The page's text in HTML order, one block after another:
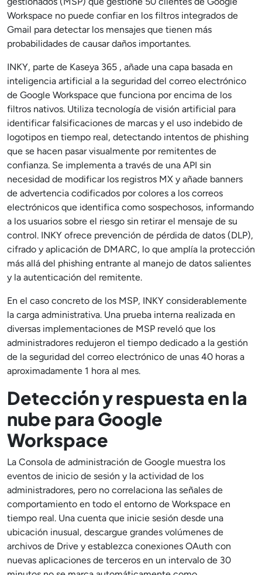
Workspace no puede confiar en los filtros integrados de
Gmail para detectar los mensajes que tienen más
probabilidades de causar daños importantes.
INKY, parte de Kaseya 365 , añade una capa basada en
inteligencia artificial a la seguridad del correo electrónico
de Google Workspace que funciona por encima de los
filtros nativos. Utiliza tecnología de visión artificial para
identificar falsificaciones de marcas y el uso indebido de
logotipos en tiempo real, detectando intentos de phishing
que se hacen pasar visualmente por remitentes de
confianza. Se implementa a través de una API sin
necesidad de modificar los registros MX y añade banners
de advertencia codificados por colores a los correos
electrónicos que identifica como sospechosos, informando
a los usuarios sobre el riesgo sin retirar el mensaje de su
control. INKY ofrece prevención de pérdida de datos (DLP),
cifrado y aplicación de DMARC, lo que amplía la protección
más allá del phishing entrante al manejo de datos salientes
y la autenticación del remitente.
En el caso concreto de los MSP, INKY considerablemente
la carga administrativa. Una prueba interna realizada en
diversas implementaciones de MSP reveló que los
administradores redujeron el tiempo dedicado a la gestión
de la seguridad del correo electrónico de unas 40 horas a
aproximadamente 1 hora al mes.
Detección y respuesta en la
nube para Google
Workspace
La Consola de administración de Google muestra los
eventos de inicio de sesión y la actividad de los
administradores, pero no correlaciona las señales de
comportamiento en todo el entorno de Workspace en
tiempo real. Una cuenta que inicie sesión desde una
ubicación inusual, descargue grandes volúmenes de
archivos de Drive y establezca conexiones OAuth con
nuevas aplicaciones de terceros en un intervalo de 30